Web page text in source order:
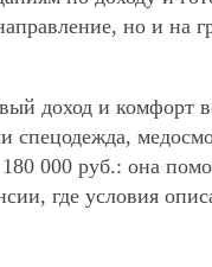
но и
доход и комфорт
спецодежда,
000 руб.: она
где условия